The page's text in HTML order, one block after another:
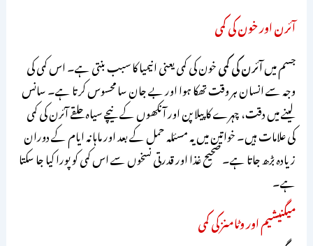
آئرن اور خون کی کمی
جسم میںآئرن کی کمیخون کی کمی یعنی انیمیا کا سبب بنتی ہے۔ اس کمی کی
وجہ سے انسان ہر وقت تھکا ہوا اور بے جان سا محسوس کرتا ہے۔ سانس
لینے میں دقت، چہرے کا پیلا پن اور آنکھوں کے نیچے سیاہ حلقے آئرن کی کمی
کی علامات ہیں۔ خواتین میں یہ مسئلہ حمل کے بعد اور ماہانہ ایام کے دوران
زیادہ بڑھ جاتا ہے۔ صحیح غذا اور قدرتی نسخوں سے اس کمی کو پورا کیا جا سکتا
ہے۔
میگنیشیم اور وٹامنز کی کمی